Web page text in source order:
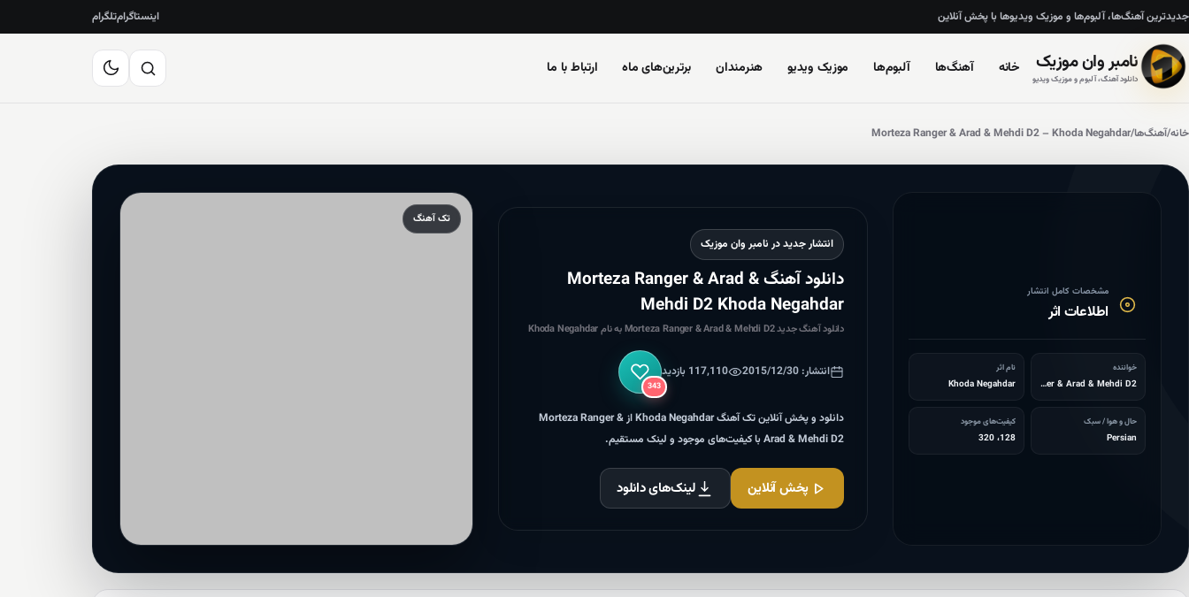
جدیدترین آهنگ‌ها، آلبوم‌ها و موزیک ویدیوها با پخش آنلاین اینستاگرامتلگرام
نامبر وان موزیک
دانلود آهنگ، آلبوم و موزیک ویدیو
خانه آهنگ‌ها آلبوم‌ها موزیک ویدیو هنرمندان برترین‌های ماه ارتباط با ما
خانه/آهنگ‌ها/
Morteza Ranger & Arad & Mehdi D2 – Khoda Negahdar
مشخصات کامل انتشار
اطلاعات اثر
خواننده
Morteza Ranger & Arad & Mehdi D2
نام اثر
Khoda Negahdar
حال و هوا / سبک
Persian
کیفیت‌های موجود
128، 320
انتشار جدید در نامبر وان موزیک
دانلود آهنگ Morteza Ranger & Arad &
Mehdi D2 Khoda Negahdar
دانلود آهنگ جدید Morteza Ranger & Arad & Mehdi D2 به نام Khoda Negahdar
انتشار: 2015/12/30 117,110 بازدید پسندیدن
343
دانلود و پخش آنلاین تک آهنگ Khoda Negahdar از Morteza Ranger &
Arad & Mehdi D2 با کیفیت‌های موجود و لینک مستقیم.
پخش آنلاین لینک‌های دانلود
تک آهنگ